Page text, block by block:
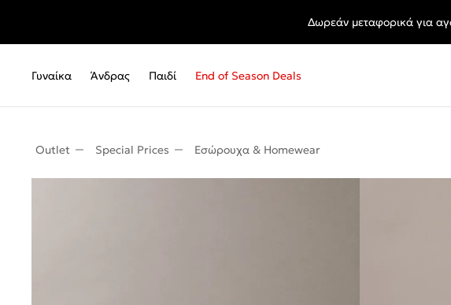
End of
Δωρεάν μεταφορικά για
Γυναίκα Άνδρας Παιδί End of Season Deals
Outlet Special Prices Εσώρουχα & Homewear